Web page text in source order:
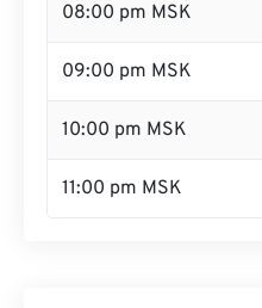
08:00 pm MSK
09:00 pm MSK
10:00 pm MSK
11:00 pm MSK